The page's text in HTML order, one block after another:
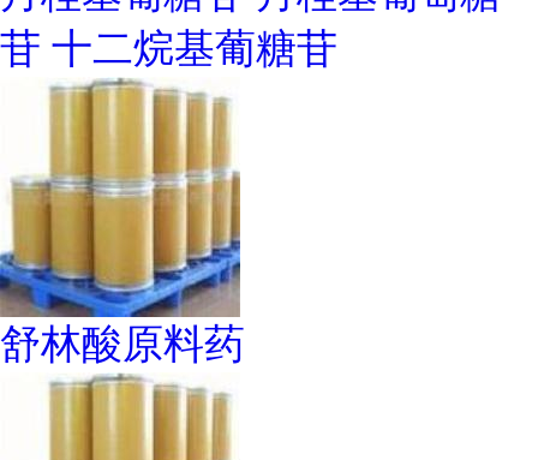
苷 十二烷基葡糖苷
舒林酸原料药